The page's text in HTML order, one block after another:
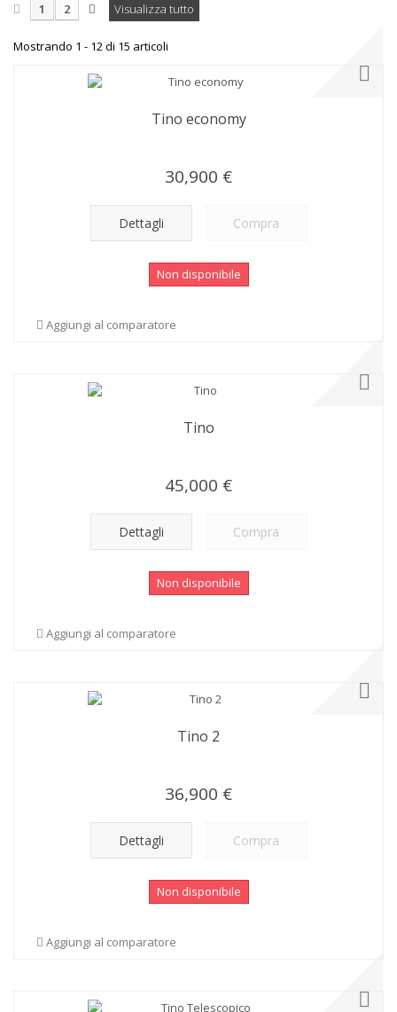
Visualizza tutto
1 2
Mostrando 1 - 12 di 15 articoli
Tino economy
30,900 €
Dettagli Compra
Non disponibile
Aggiungi al comparatore
Tino
45,000 €
Dettagli Compra
Non disponibile
Aggiungi al comparatore
Tino 2
36,900 €
Dettagli Compra
Non disponibile
Aggiungi al comparatore